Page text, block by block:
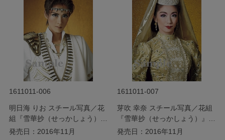
1611011-006
明日海 りお スチール写真／花
組『雪華抄（せっかしょう）』
『金色（こんじき）の砂漠』
発売日：2016年11月
1611011-007
芽吹 幸奈 スチール写真／花組
『雪華抄（せっかしょう）』
『金色（こんじき）の砂漠』
発売日：2016年11月